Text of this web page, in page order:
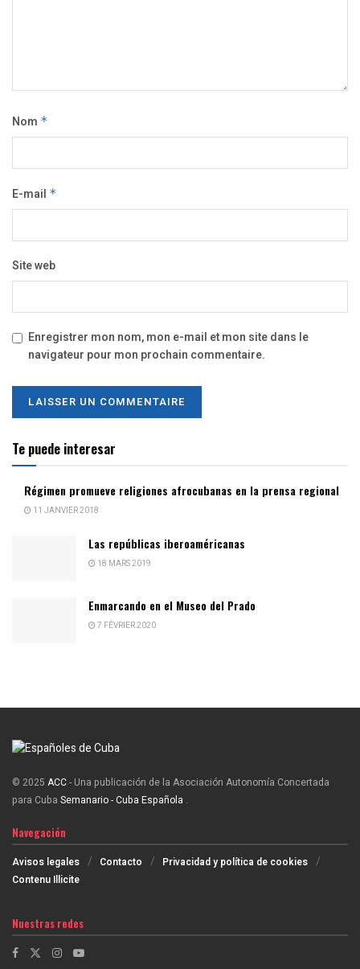
Nom *
E-mail *
Site web
Enregistrer mon nom, mon e-mail et mon site dans le
navigateur pour mon prochain commentaire.
Te puede interesar
Régimen promueve religiones afrocubanas en la prensa regional
11 JANVIER 2018
Las repúblicas iberoaméricanas
18 MARS 2019
Enmarcando en el Museo del Prado
7 FÉVRIER 2020
© 2025 ACC- Una publicación de la Asociación Autonomía Concertada
para Cuba Semanario - Cuba Española .
Navegación
Avisos legales Contacto
Privacidad y política de cookies
Contenu Illicite
Nuestras redes